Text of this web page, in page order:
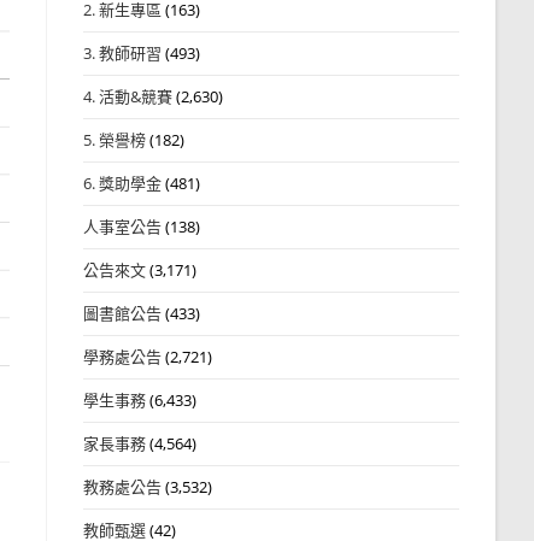
2. 新生專區 (163)
3. 教師研習 (493)
4. 活動&競賽(2,630)
5. 榮譽榜(182)
6. 獎助學金(481)
人事室公告(138)
公告來文(3,171)
圖書館公告(433)
學務處公告(2,721)
學生事務(6,433)
家長事務(4,564)
教務處公告(3,532)
教師甄選(42)